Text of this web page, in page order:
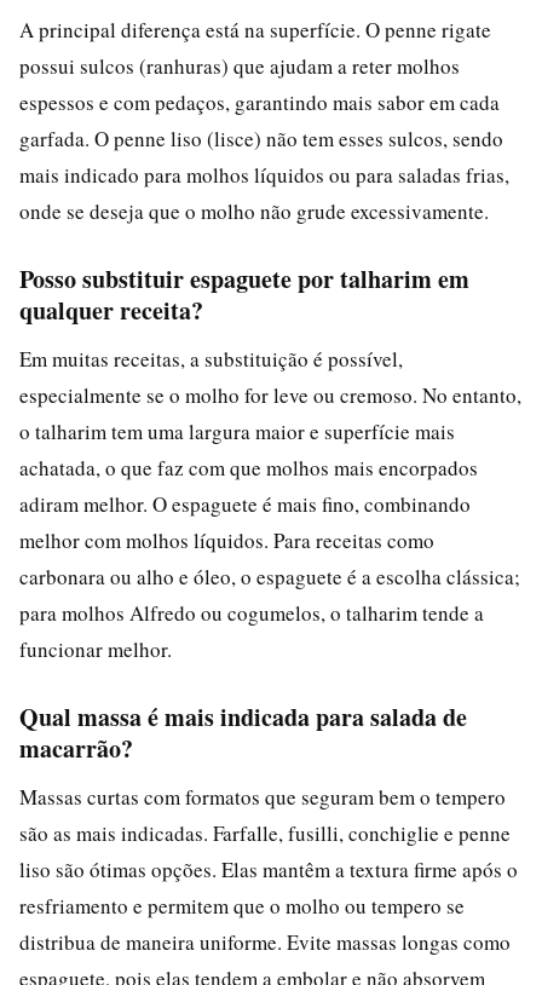
A principal diferença está na superfície. O penne rigate
possui sulcos (ranhuras) que ajudam a reter molhos
espessos e com pedaços, garantindo mais sabor em cada
garfada. O penne liso (lisce) não tem esses sulcos, sendo
mais indicado para molhos líquidos ou para saladas frias,
onde se deseja que o molho não grude excessivamente.
Posso substituir espaguete por talharim em
qualquer receita?
Em muitas receitas, a substituição é possível,
especialmente se o molho for leve ou cremoso. No entanto,
o talharim tem uma largura maior e superfície mais
achatada, o que faz com que molhos mais encorpados
adiram melhor. O espaguete é mais fino, combinando
melhor com molhos líquidos. Para receitas como
carbonara ou alho e óleo, o espaguete é a escolha clássica;
para molhos Alfredo ou cogumelos, o talharim tende a
funcionar melhor.
Qual massa é mais indicada para salada de
macarrão?
Massas curtas com formatos que seguram bem o tempero
são as mais indicadas. Farfalle, fusilli, conchiglie e penne
liso são ótimas opções. Elas mantêm a textura firme após o
resfriamento e permitem que o molho ou tempero se
distribua de maneira uniforme. Evite massas longas como
espaguete, pois elas tendem a embolar e não absorvem